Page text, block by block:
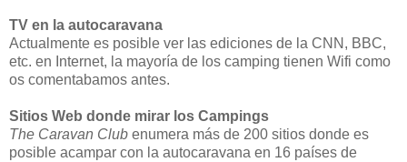
TV en la autocaravana
Actualmente es posible ver las ediciones de la CNN, BBC,
etc. en Internet, la mayoría de los camping tienen Wifi como
os comentabamos antes.
Sitios Web donde mirar los Campings
The Caravan Club enumera más de 200 sitios donde es
posible acampar con la autocaravana en 16 países de